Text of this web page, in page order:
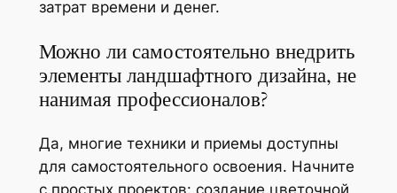
затрат времени и денег.
Можно ли самостоятельно внедрить
элементы ландшафтного дизайна, не
нанимая профессионалов?
Да, многие техники и приемы доступны
для самостоятельного освоения. Начните
с простых проектов: создание цветочной